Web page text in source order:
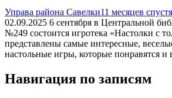
Управа района Савелки11 месяцев спустя
02.09.2025 6 сентября в Центральной
№249 состоится игротека «Настолки с
представлены самые интересные,
настольные игры, которые понравятся и
Навигация по записям